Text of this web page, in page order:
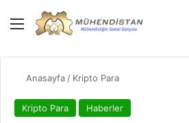
Menü
Anasayfa / Kripto Para
Kripto Para Haberler